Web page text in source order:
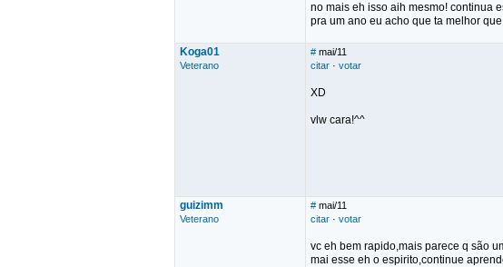
no mais eh isso aih mesmo! continua
pra um ano eu acho que ta melhor
Koga01
Veterano
# mai/11
citar · votar
XD
vlw cara!^^
guizimm
Veterano
# mai/11
citar · votar
vc eh bem rapido,mais parece q são
mai esse eh o espirito,continue